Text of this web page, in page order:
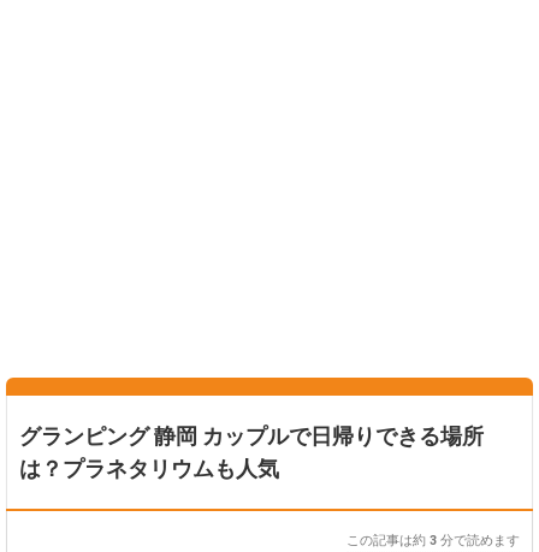
グランピング 静岡 カップルで日帰りできる場所
は？プラネタリウムも人気
この記事は約 3 分で読めます